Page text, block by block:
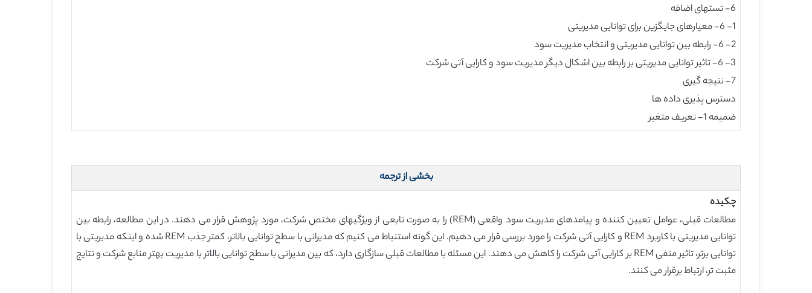
6- تستهای اضافه
1- 6- معیارهای جایگزین برای توانایی مدیریتی
2- 6- رابطه بین توانایی مدیریتی و انتخاب مدیریت سود
3- 6- تاثیر توانایی مدیریتی بر رابطه بین اشکال دیگر مدیریت سود و کارایی آتی شرکت
7- نتیجه گیری
دسترس پذیری داده ها
ضمیمه 1- تعریف متغیر
بخشی از ترجمه
چکیده
مطالعات قبلی، عوامل تعیین کننده و پیامدهای مدیریت سود واقعی (REM) را به صورت تابعی از ویژگیهای مختص شرکت، مورد پژوهش قرار می دهند. در این مطالعه، رابطه بین
توانایی مدیریتی با کاربرد REM و کارایی آتی شرکت را مورد بررسی قرار می دهیم. این گونه استنباط می کنیم که مدیرانی با سطح توانایی بالاتر، کمتر جذب REM شده و اینکه مدیریتی با
توانایی برتر، تاثیر منفی REM بر کارایی آتی شرکت را کاهش می دهند. این مسئله با مطالعات قبلی سازگاری دارد، که بین مدیرانی با سطح توانایی بالاتر با مدیریت بهتر منابع شرکت و نتایج
مثبت تر، ارتباط برقرار می کنند.